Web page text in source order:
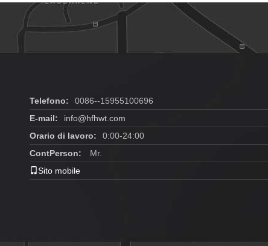
Telefono:
0086--15955100696
E-mail:
info@hfhwt.com
Orario di lavoro:
0:00-24:00
ContPerson:
Mr.
Sito mobile